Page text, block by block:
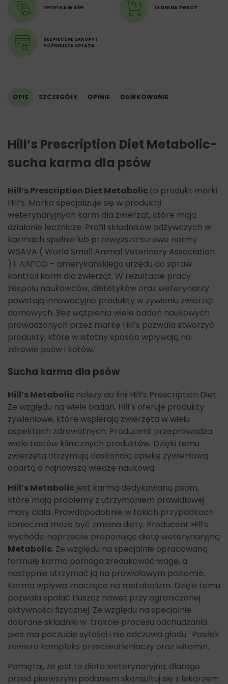
WYSYŁKA W 48H 14 DNI NA ZWROT
BEZPIECZNE ZAKUPY I
PÓŹNIEJSZA SPŁATA
OPIS SZCZEGÓŁY OPINIE DAWKOWANIE
Hill’s Prescription Diet Metabolic-
sucha karma dla psów
Hill’s Prescription Diet Metabolic to produkt marki
Hill’s. Marka specjalizuje się w produkcji
weterynaryjnych karm dla zwierząt, które mają
działanie lecznicze. Profil składników odżywczych w
karmach spełnia lub przewyższa surowe normy
WSAVA ( World Small Animal Veterinary Association
) i AAFCO – amerykańskiego urzędu do spraw
kontroli karm dla zwierząt. W rezultacie pracy
zespołu naukowców, dietetyków oraz weterynarzy
powstają innowacyjne produkty w żywieniu zwierząt
domowych. Bez wątpienia wiele badań naukowych
prowadzonych przez markę Hill’s pozwala stworzyć
produkty, które w istotny sposób wpływają na
zdrowie psów i kotów.
Sucha karma dla psów
Hill’s Metabolic należy do linii Hill’s Prescription Diet.
Ze względu na wiele badań, Hill’s oferuje produkty
żywieniowe, które wspierają zwierzęta w wielu
aspektach zdrowotnych. Producent przeprowadza
wiele testów klinicznych produktów. Dzięki temu
zwierzęta otrzymują doskonałą opiekę żywieniową
opartą o najnowszą wiedzę naukową.
Hill’s Metabolic jest karmą dedykowaną psom,
które mają problemy z utrzymaniem prawidłowej
masy ciała. Prawdopodobnie w takich przypadkach
konieczna może być zmiana diety. Producent Hill’s
wychodzi naprzeciw proponując dietę weterynaryjną
Metabolic. Ze względu na specjalnie opracowaną
formułę karma pomaga zredukować wagę, a
następnie utrzymać ją na prawidłowym poziomie.
Karma wpływa znacząco na metabolizm. Dzięki temu
pozwala spalać tłuszcz nawet przy ograniczonej
aktywności fizycznej. Ze względu na specjalnie
dobrane składniki w trakcie procesu odchudzania
pies ma poczucie sytości i nie odczuwa głodu. Posiłek
zawiera kompleks przeciwutleniaczy oraz witamin.
Pamiętaj, że jest to dieta weterynaryjna, dlatego
przed pierwszym podaniem skonsultuj się z lekarzem